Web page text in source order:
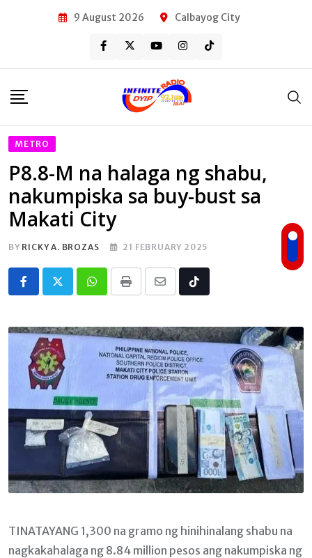
9 August 2026 Calbayog City
METRO
P8.8-M na halaga ng shabu,
nakumpiska sa buy-bust sa
Makati City
BY RICKY A. BROZAS 21 FEBRUARY 2025
Whatsapp
Print
Share
Email
Tiktok
TINATAYANG 1,300 na gramo ng hinihinalang shabu na
nagkakahalaga ng 8.84 million pesos ang nakumpiska ng